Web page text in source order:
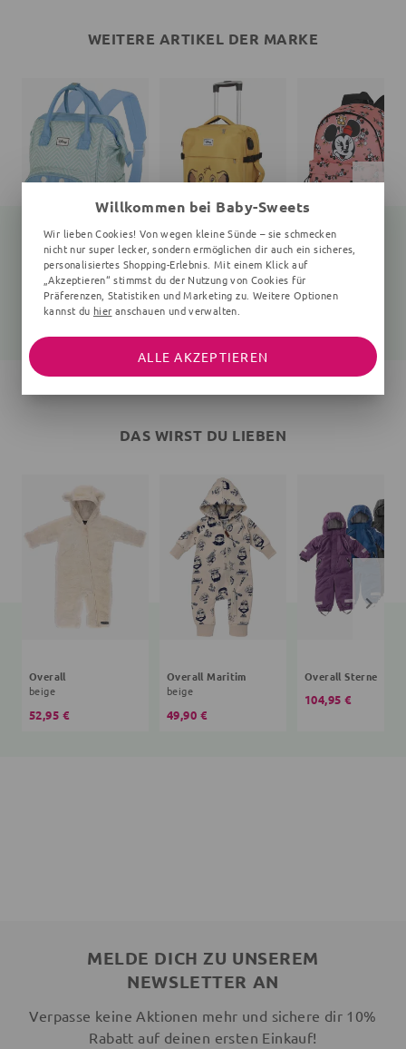
WEITERE ARTIKEL DER MARKE
Wickelrucksack Stitch
25x40x20 cm, Zickzack, Punkte, mint, hellblau
51,95 € 68,99 €
Koffer König der Löwen
35x55x20 cm, gelb
96,80 € 127,99 €
Rucksack
Unifarben
DAS WIRST DU LIEBEN
Overall
beige
52,95 €
Overall Maritim
beige
49,90 €
Overall Sterne
104,95 €
MELDE DICH ZU UNSEREM
NEWSLETTER AN
Verpasse keine Aktionen mehr und sichere dir 10%
Rabatt auf deinen ersten Einkauf!
Willkommen bei Baby-Sweets
Wir lieben Cookies! Von wegen kleine Sünde – sie schmecken
nicht nur super lecker, sondern ermöglichen dir auch ein sicheres,
personalisiertes Shopping-Erlebnis. Mit einem Klick auf
„Akzeptieren“ stimmst du der Nutzung von Cookies für
Präferenzen, Statistiken und Marketing zu. Weitere Optionen
kannst du hier anschauen und verwalten.
ALLE AKZEPTIEREN